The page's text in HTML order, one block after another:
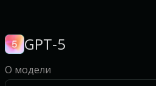
GPT-5
О модели